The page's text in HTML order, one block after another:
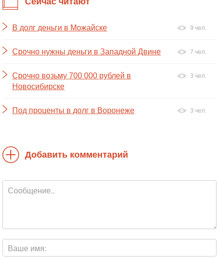
В долг деньги в Можайске 9 чел.
Срочно нужны деньги в Западной Двине 7 чел.
Срочно возьму 700 000 рублей в
Новосибирске
3 чел.
Под проценты в долг в Воронеже 3 чел.
Добавить комментарий